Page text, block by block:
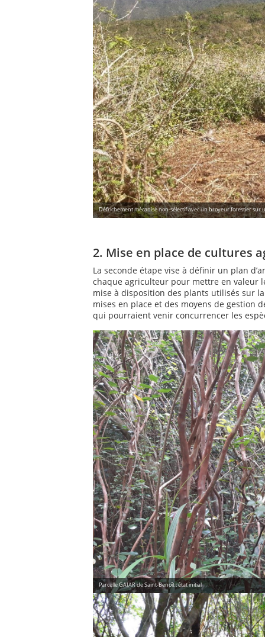
Défrichement mécanisé non-sélectif avec un broyeur forestier sur
2. Mise en place de cultures
La seconde étape vise à définir un plan
chaque agriculteur pour mettre en valeur
mise à disposition des plants utilisés sur
mises en place et des moyens de gestion
qui pourraient venir concurrencer les
Parcelle GAIAR de Saint-Benoît : état initial